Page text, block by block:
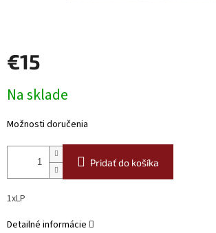
€15
cena:
Na sklade
Možnosti doručenia
Pridať do košíka
1xLP
Detailné informácie